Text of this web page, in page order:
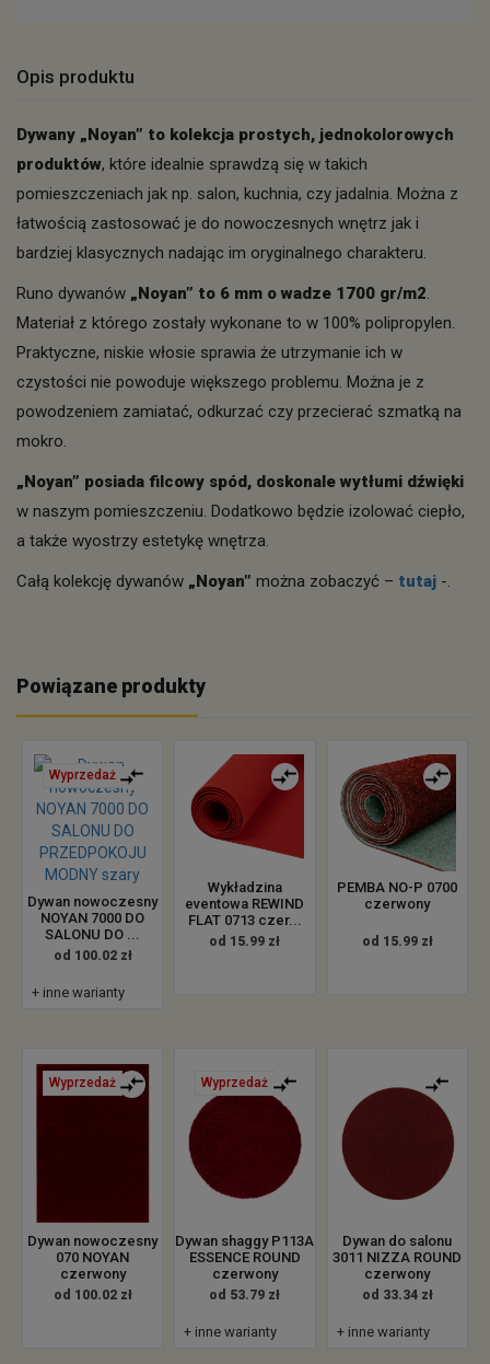
Opis produktu
Dywany „Noyan” to kolekcja prostych, jednokolorowych
produktów, które idealnie sprawdzą się w takich
pomieszczeniach jak np. salon, kuchnia, czy jadalnia. Można z
łatwością zastosować je do nowoczesnych wnętrz jak i
bardziej klasycznych nadając im oryginalnego charakteru.
Runo dywanów „Noyan” to 6 mm o wadze 1700 gr/m2.
Materiał z którego zostały wykonane to w 100% polipropylen.
Praktyczne, niskie włosie sprawia że utrzymanie ich w
czystości nie powoduje większego problemu. Można je z
powodzeniem zamiatać, odkurzać czy przecierać szmatką na
mokro.
„Noyan” posiada filcowy spód, doskonale wytłumi dźwięki
w naszym pomieszczeniu. Dodatkowo będzie izolować ciepło,
a także wyostrzy estetykę wnętrza.
Całą kolekcję dywanów „Noyan” można zobaczyć – tutaj -.
Powiązane produkty
Wyprzedaż
Dywan nowoczesny
NOYAN 7000 DO
SALONU DO ...
od 100.02 zł
+ inne warianty
Wykładzina
eventowa REWIND
FLAT 0713 czer...
od 15.99 zł
PEMBA NO-P 0700
czerwony
od 15.99 zł
Wyprzedaż
Dywan nowoczesny
070 NOYAN
czerwony
od 100.02 zł
Wyprzedaż
Dywan shaggy P113A
ESSENCE ROUND
czerwony
od 53.79 zł
+ inne warianty
Dywan do salonu
3011 NIZZA ROUND
czerwony
od 33.34 zł
+ inne warianty